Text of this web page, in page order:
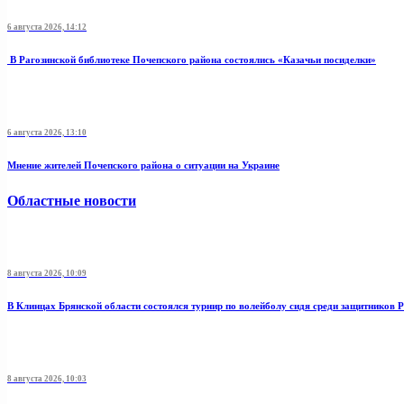
6 августа 2026, 14:12
В Рагозинской библиотеке Почепского района состоялись «Казачьи посиделки»
6 августа 2026, 13:10
Мнение жителей Почепского района о ситуации на Украине
Областные новости
8 августа 2026, 10:09
В Клинцах Брянской области состоялся турнир по волейболу сидя среди защитников
8 августа 2026, 10:03